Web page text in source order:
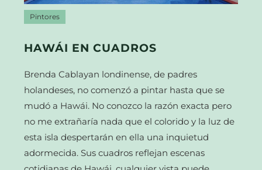
Pintores
HAWÁI EN CUADROS
Brenda Cablayan londinense, de padres
holandeses, no comenzó a pintar hasta que se
mudó a Hawái. No conozco la razón exacta pero
no me extrañaría nada que el colorido y la luz de
esta isla despertarán en ella una inquietud
adormecida. Sus cuadros reflejan escenas